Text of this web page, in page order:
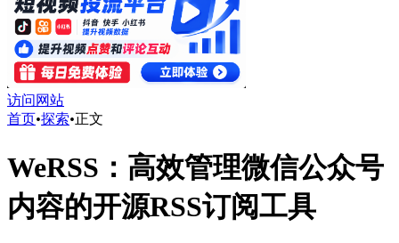
访问网站
首页•探索•正文
WeRSS：高效管理微信公众号
内容的开源RSS订阅工具